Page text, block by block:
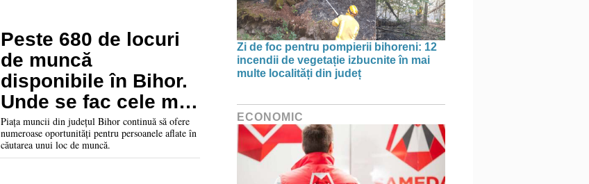
Peste 680 de locuri
de muncă
disponibile în Bihor.
Unde se fac cele mai
multe angajări
Piața muncii din județul Bihor continuă să ofere
numeroase oportunități pentru persoanele aflate în
căutarea unui loc de muncă.
Zi de foc pentru pompierii bihoreni: 12
incendii de vegetație izbucnite în mai
multe localități din județ
ECONOMIC